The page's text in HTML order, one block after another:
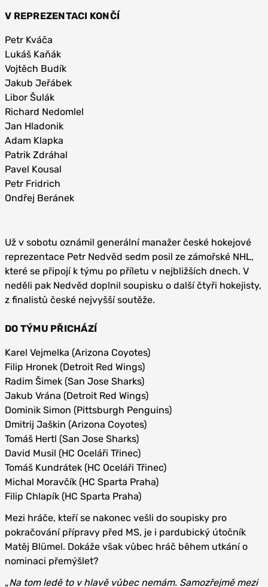
V REPREZENTACI KONČÍ
Petr Kváča
Lukáš Kaňák
Vojtěch Budík
Jakub Jeřábek
Libor Šulák
Richard Nedomlel
Jan Hladonik
Adam Klapka
Patrik Zdráhal
Pavel Kousal
Petr Fridrich
Ondřej Beránek
Už v sobotu oznámil generální manažer české hokejové
reprezentace Petr Nedvěd sedm posil ze zámořské NHL,
které se připojí k týmu po příletu v nejbližších dnech. V
neděli pak Nedvěd doplnil soupisku o další čtyři hokejisty,
z finalistů české nejvyšší soutěže.
DO TÝMU PŘICHÁZÍ
Karel Vejmelka (Arizona Coyotes)
Filip Hronek (Detroit Red Wings)
Radim Šimek (San Jose Sharks)
Jakub Vrána (Detroit Red Wings)
Dominik Simon (Pittsburgh Penguins)
Dmitrij Jaškin (Arizona Coyotes)
Tomáš Hertl (San Jose Sharks)
David Musil (HC Oceláři Třinec)
Tomáš Kundrátek (HC Oceláři Třinec)
Michal Moravčík (HC Sparta Praha)
Filip Chlapík (HC Sparta Praha)
Mezi hráče, kteří se nakonec vešli do soupisky pro
pokračování přípravy před MS, je i pardubický útočník
Matěj Blümel. Dokáže však vůbec hráč během utkání o
nominaci přemýšlet?
„Na tom ledě to v hlavě vůbec nemám. Samozřejmě mezi